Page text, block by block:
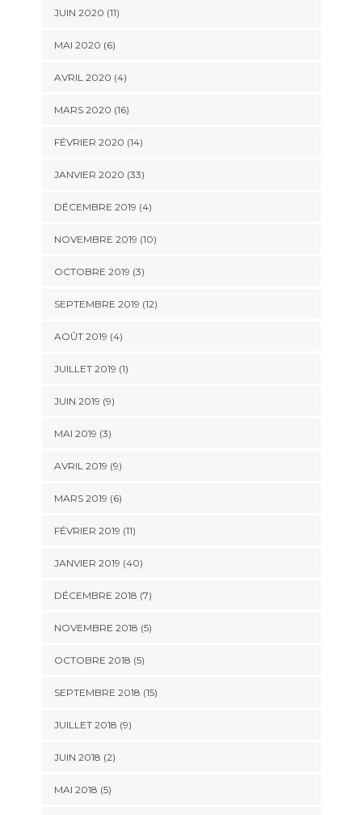
JUIN 2020 (11)
MAI 2020 (6)
AVRIL 2020 (4)
MARS 2020 (16)
FÉVRIER 2020 (14)
JANVIER 2020 (33)
DÉCEMBRE 2019 (4)
NOVEMBRE 2019 (10)
OCTOBRE 2019 (3)
SEPTEMBRE 2019 (12)
AOÛT 2019 (4)
JUILLET 2019 (1)
JUIN 2019 (9)
MAI 2019 (3)
AVRIL 2019 (9)
MARS 2019 (6)
FÉVRIER 2019 (11)
JANVIER 2019 (40)
DÉCEMBRE 2018 (7)
NOVEMBRE 2018 (5)
OCTOBRE 2018 (5)
SEPTEMBRE 2018 (15)
JUILLET 2018 (9)
JUIN 2018 (2)
MAI 2018 (5)